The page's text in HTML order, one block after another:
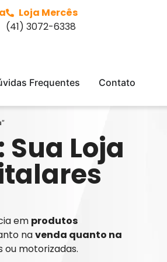
Loja Mercês
(41) 3072-6338
Frequentes Contato
Loja
em produtos
navenda quanto na
ou motorizadas.